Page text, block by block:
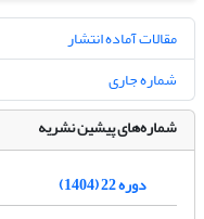
مقالات آماده انتشار
شماره جاری
شماره‌های پیشین نشریه
دوره 22 (1404)